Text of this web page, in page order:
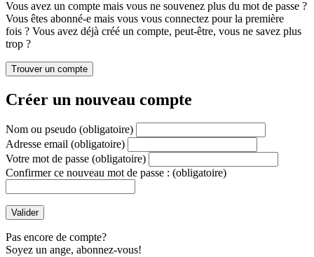
Vous avez un compte mais vous ne souvenez plus du mot de passe ?
Vous êtes abonné-e mais vous vous connectez pour la première
fois ? Vous avez déjà créé un compte, peut-être, vous ne savez plus
trop ?
Créer un nouveau compte
Nom ou pseudo (obligatoire)
Adresse email (obligatoire)
Votre mot de passe (obligatoire)
Confirmer ce nouveau mot de passe : (obligatoire)
Pas encore de compte?
Soyez un ange, abonnez-vous!